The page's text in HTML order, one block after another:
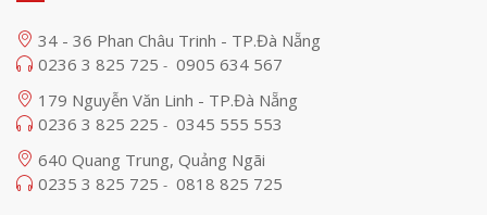
34 - 36 Phan Châu Trinh - TP.Đà Nẵng
0236 3 825 725 - 0905 634 567
179 Nguyễn Văn Linh - TP.Đà Nẵng
0236 3 825 225 - 0345 555 553
640 Quang Trung, Quảng Ngãi
0235 3 825 725 - 0818 825 725